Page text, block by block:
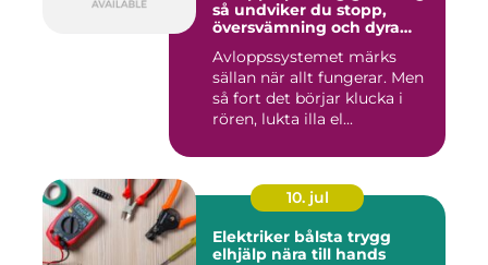
så undviker du stopp,
översvämning och dyra
Avloppssystemet märks
sällan när allt fungerar. Men
så fort det börjar klucka i
rören, lukta illa el...
10. jul
Elektriker bålsta trygg
elhjälp nära till hands